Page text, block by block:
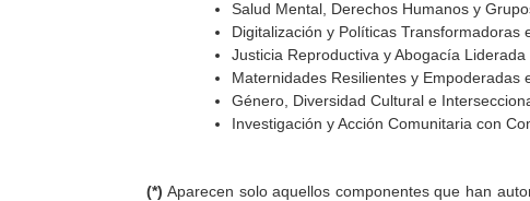
Salud Mental, Derechos Humanos y
Digitalización y Políticas Transformadoras
Justicia Reproductiva y Abogacía
Maternidades Resilientes y Empoderadas
Género, Diversidad Cultural e
Investigación y Acción Comunitaria con
(*) Aparecen solo aquellos componentes que han